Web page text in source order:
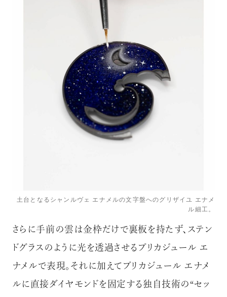
土台となるシャンルヴェ エナメルの文字盤へのグリザイユ エナメ
ル細工。
さらに手前の雲は金枠だけで裏板を持たず、ステン
ドグラスのように光を透過させるプリカジュール エ
ナメルで表現。それに加えてプリカジュール エナメ
ルに直接ダイヤモンドを固定する独自技術の“セッ